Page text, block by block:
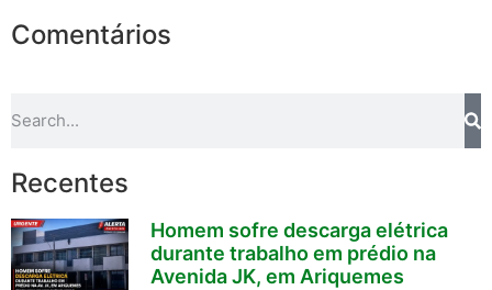
Comentários
Recentes
Homem sofre descarga elétrica
durante trabalho em prédio na
Avenida JK, em Ariquemes